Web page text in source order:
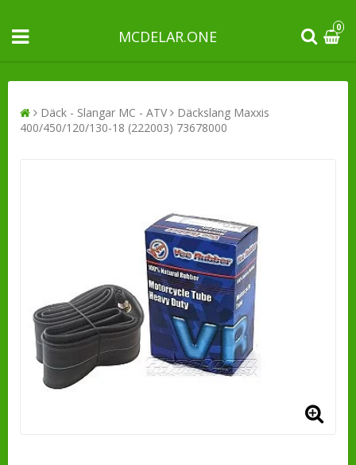
MCDELAR.ONE
0
Däck - Slangar MC - ATV
Däckslang Maxxis
400/450/120/130-18 (222003) 73678000